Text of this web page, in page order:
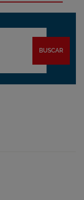
BUSCAR